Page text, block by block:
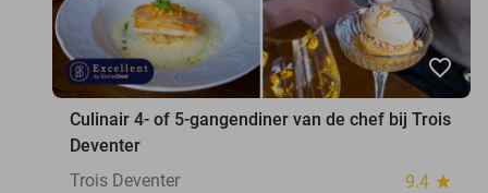
favorite_border
Culinair 4- of 5-gangendiner van de chef bij Trois
Deventer
Trois Deventer
9.4 star